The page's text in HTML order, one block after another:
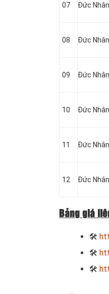
07 Đức
08 Đức
09 Đức
10 Đức
11 Đức
12 Đức
Bảng giá
🛠
🛠
🛠